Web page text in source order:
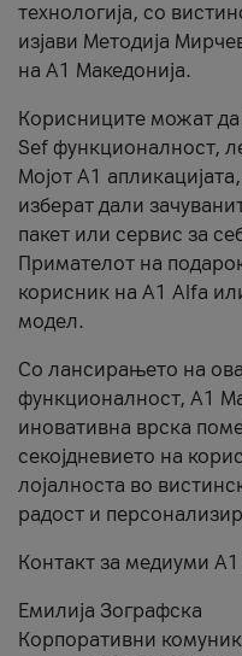
технологија, со
изјави Методија
на А1 Македонија.
Корисниците можат да
Sef функционалност,
Мојот А1
изберат дали
пакет или сервис за
Примателот на
корисник на А1 Alfa
модел.
Со лансирањето на
функционалност, А1
иновативна врска
секојдневието на
лојалноста во
радост и
Контакт за медиуми
Емилија Зографска
Корпоративни